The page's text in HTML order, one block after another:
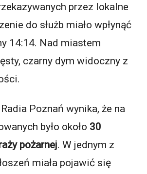
przez lokalne
do służb miało wpłynąć
14:14. Nad miastem
czarny dym widoczny z
Poznań wynika, że na
było około 30
pożarnej. W jednym z
miała pojawić się